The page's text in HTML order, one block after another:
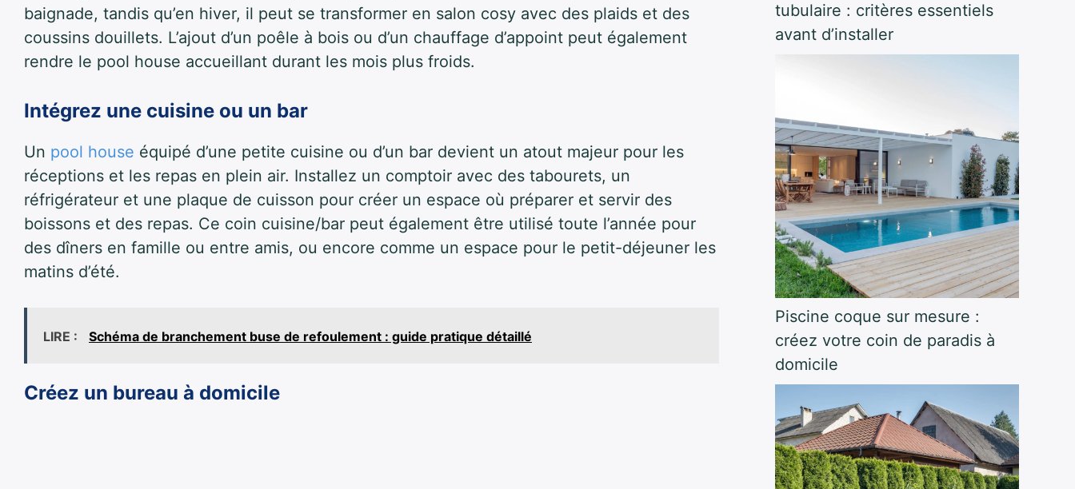
baignade, tandis qu’en hiver, il peut se transformer en salon cosy avec des plaids et des
coussins douillets. L’ajout d’un poêle à bois ou d’un chauffage d’appoint peut également
rendre le pool house accueillant durant les mois plus froids.
Intégrez une cuisine ou un bar
Un pool house équipé d’une petite cuisine ou d’un bar devient un atout majeur pour les
réceptions et les repas en plein air. Installez un comptoir avec des tabourets, un
réfrigérateur et une plaque de cuisson pour créer un espace où préparer et servir des
boissons et des repas. Ce coin cuisine/bar peut également être utilisé toute l’année pour
des dîners en famille ou entre amis, ou encore comme un espace pour le petit-déjeuner les
matins d’été.
LIRE : Schéma de branchement buse de refoulement : guide pratique détaillé
Créez un bureau à domicile
tubulaire : critères essentiels
avant d’installer
Piscine coque sur mesure :
créez votre coin de paradis à
domicile